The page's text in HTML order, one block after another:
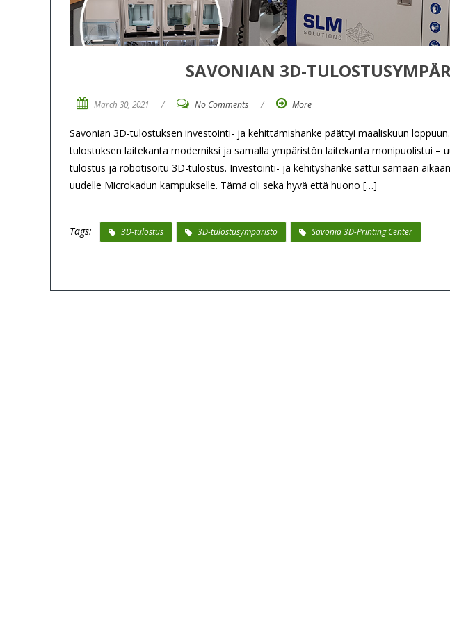
SAVONIAN 3D-
March 30, 2021 / No Comments / More
Savonian 3D-tulostuksen investointi- ja kehittämishanke päättyi maaliskuun
tulostuksen laitekanta moderniksi ja samalla ympäristön laitekanta monipuolistui –
tulostus ja robotisoitu 3D-tulostus. Investointi- ja kehityshanke sattui samaan
uudelle Microkadun kampukselle. Tämä oli sekä hyvä että huono […]
Tags: 3D-tulostus 3D-tulostusympäristö Savonia 3D-Printing Center